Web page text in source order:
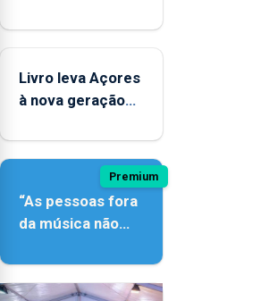
novos
Livro leva Açores
à nova geração
Premium
“As pessoas fora
da música não
quão difícil é
produzir uma